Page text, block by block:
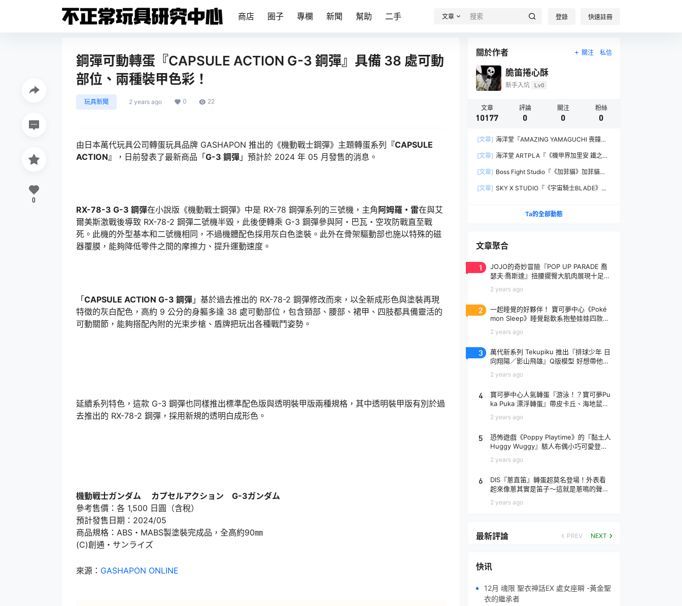
商店 圈子 專欄 新聞 幫助 二手 文章 登錄 快速註冊
鋼彈可動轉蛋『CAPSULE ACTION G-3 鋼彈』具備 38 處可動
部位、兩種裝甲色彩！
玩具新聞 2 years ago 0 22
由日本萬代玩具公司轉蛋玩具品牌 GASHAPON 推出的《機動戰士鋼彈》主題轉蛋系列
『CAPSULE
ACTION』
，日前發表了最新商品「G-3 鋼彈 」預計於 2024 年 05 月發售的消息。
RX-78-3 G-3 鋼彈在小說版《機動戰士鋼彈》中是 RX-78 鋼彈系列的三號機，主角 阿姆羅・雷在與艾
爾美斯激戰後導致 RX-78-2 鋼彈二號機半毀，此後便轉乘 G-3 鋼彈參與阿・巴瓦・空攻防戰直至戰
死。此機的外型基本和二號機相同，不過機體配色採用灰白色塗裝。此外在骨架驅動部也施以特殊的磁
器覆膜，能夠降低零件之間的摩擦力、提升運動速度。
「CAPSULE ACTION G-3 鋼彈 」基於過去推出的 RX-78-2 鋼彈修改而來，以全新成形色與塗裝再現
特徵的灰白配色，高約 9 公分的身軀多達 38 處可動部位，包含頸部、腰部、裙甲、四肢都具備靈活的
可動關節，能夠搭配內附的光束步槍、盾牌把玩出各種戰鬥姿勢。
延續系列特色，這款 G-3 鋼彈也同樣推出標準配色版與透明裝甲版兩種規格，其中透明裝甲版有別於過
去推出的 RX-78-2 鋼彈，採用新規的透明白成形色。
機動戦士ガンダム カプセルアクション G-3ガンダム
參考售價：各 1,500 日圓（含稅）
預計發售日期：2024/05
商品規格：ABS・MABS製塗裝完成品，全高約90㎜
(C)創通・サンライズ
來源： GASHAPON ONLINE
0
關於作者 關注 私信
脆笛捲心酥
新手入坑 Lv0
文章
10177
評論
0
關注
0
粉絲
0
[文章] 海洋堂『AMAZING YAMAGUCHI 喪鐘
之刃與大魄力火焰特效！
[文章] 海洋堂 ARTPLA『《機甲界加里安 鐵之紋
規再現！
[文章] Boss Fight Studio『《加菲貓》加菲貓
受到的龐大份量！
[文章] SKY X STUDIO『《宇宙騎士BLADE》
Ta的全部動態
文章聚合
1
JOJO的奇妙冒險『POP UP PARADE 喬
瑟夫‧喬斯達』扭腰擺臀大肌肉展現十足騷
2 years ago
2
一起睡覺的好夥伴！ 寶可夢中心《Poké
mon Sleep》睡覺鬆軟系抱墊娃娃四款登
2 years ago
3
萬代新系列 Tekupiku 推出『排球少年 日
向翔陽／影山飛雄』Q版模型 好想帶他出
2 years ago
4
寶可夢中心人氣轉蛋『游泳！？寶可夢Pu
ka Puka 漂浮轉蛋』帶皮卡丘、海地鼠去
2 years ago
5
恐怖遊戲《Poppy Playtime》的『黏土人
Huggy Wuggy』駭人布偶小巧可愛登
2 years ago
6
DIS『蔥直笛』轉蛋超莫名登場！外表看
起來像蔥其實是笛子～這就是蔥鳴的聲音
2 years ago
最新評論 PREV NEXT
快讯
12月 魂限 聖衣神話EX 處女座瞬 -黃金聖
衣的繼承者